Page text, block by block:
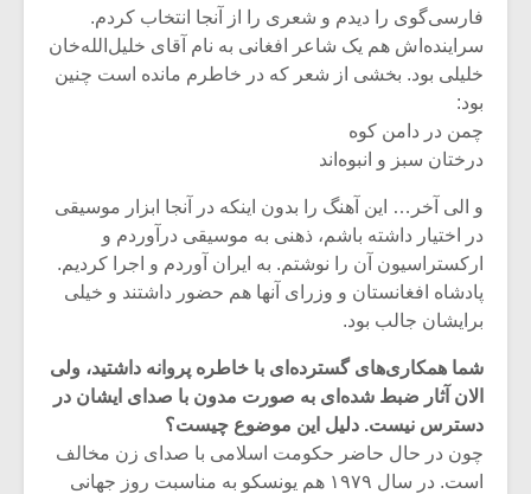
فارسی‌گوی را دیدم و شعری را از آنجا انتخاب کردم.
سراینده‌اش هم یک شاعر افغانی به نام آقای خلیل‌الله‌خان
خلیلی بود. بخشی از شعر که در خاطرم مانده است چنین
چمن در دامن کوه
درختان سبز و انبوه‌اند
و الی آخر… این آهنگ را بدون اینکه در آنجا ابزار موسیقی
در اختیار داشته باشم، ذهنی به موسیقی درآوردم و
ارکستراسیون آن را نوشتم. به ایران آوردم و اجرا کردیم.
پادشاه افغانستان و وزرای آنها هم حضور داشتند و خیلی
برایشان جالب بود.
شما همکاری‌های گسترده‌ای با خاطره پروانه داشتید، ولی
الان آثار ضبط شده‌ای به صورت مدون با صدای ایشان در
دسترس نیست. دلیل این موضوع چیست؟
چون در حال حاضر حکومت اسلامی با صدای زن مخالف
است. در سال ۱۹۷۹ هم یونسکو به مناسبت روز جهانی